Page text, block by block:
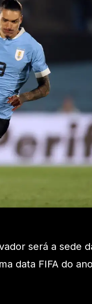
será a sede
data FIFA do